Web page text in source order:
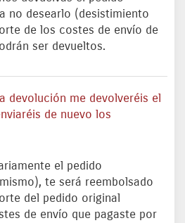
no desearlo (desistimiento
de los costes de envío de
ser devueltos.
devolución me devolveréis el
de nuevo los
el pedido
te será reembolsado
del pedido original
de envío que pagaste por